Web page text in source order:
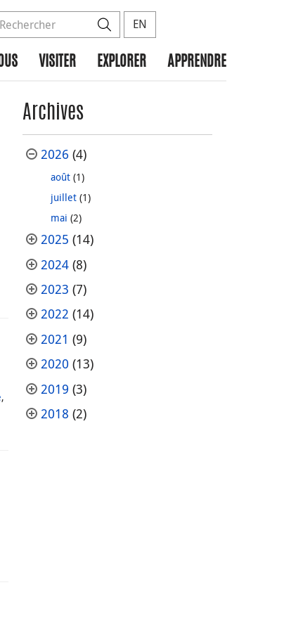
de données à rechercher
site Rechercher
EN
VISITER EXPLORER APPRENDRE
,
Archives
2026 (4)
août(1)
juillet(1)
mai (2)
2025 (14)
2024(8)
2023 (7)
2022 (14)
2021 (9)
2020 (13)
2019 (3)
2018 (2)